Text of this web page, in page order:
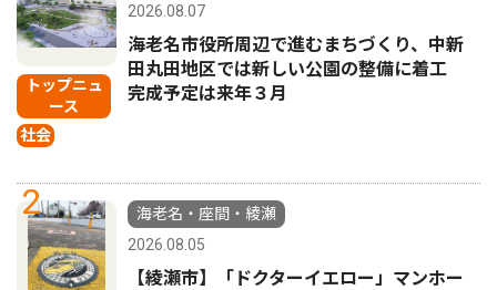
トップニュ
ース
社会
2026.08.07
海老名市役所周辺で進むまちづくり、中新
田丸田地区では新しい公園の整備に着工
完成予定は来年３月
2
海老名・座間・綾瀬
2026.08.05
【綾瀬市】「ドクターイエロー」マンホー